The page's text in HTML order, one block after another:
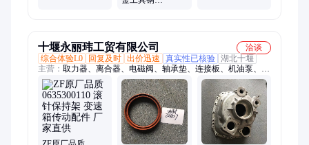
十堰永丽玮工贸有限公司
洽谈
综合体验L0
回复及时 出价迅速 真实性已核验 湖北十堰
主营： 取力器、离合器、电磁阀、轴承垫、连接板、机油泵、缓
速器、变速箱、控制器、拨叉轴、油管总成、分离拨叉、顶盖总
成、手柄总成、二轴油封、机电科技、拨叉换挡、二轴轴承、通
风盖板、副轴轴承、副箱齿套、二轴连接、副箱齿圈、换挡拉
板、上盖总成